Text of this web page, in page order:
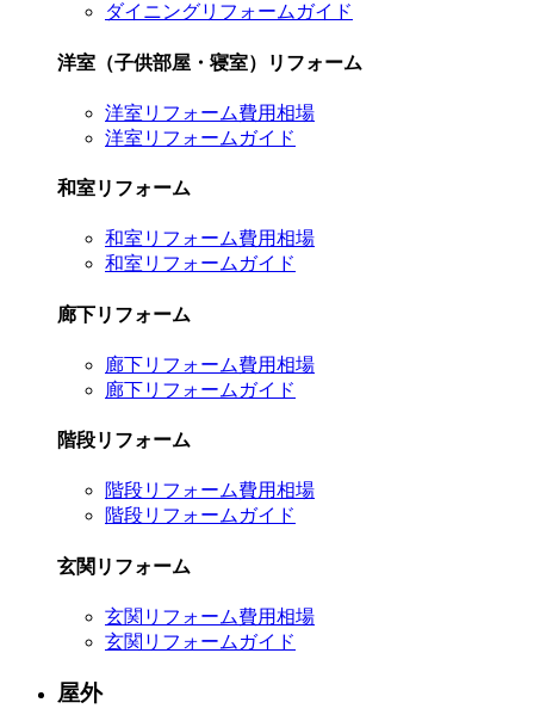
ダイニングリフォームガイド
洋室（子供部屋・寝室）リフォーム
洋室リフォーム費用相場
洋室リフォームガイド
和室リフォーム
和室リフォーム費用相場
和室リフォームガイド
廊下リフォーム
廊下リフォーム費用相場
廊下リフォームガイド
階段リフォーム
階段リフォーム費用相場
階段リフォームガイド
玄関リフォーム
玄関リフォーム費用相場
玄関リフォームガイド
屋外